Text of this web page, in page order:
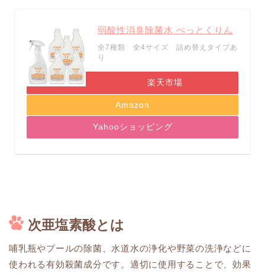
弱酸性消臭除菌水 ぺっとくりん
全7種類 全4サイズ 詰め替えタイプあ
り
楽天市場
Amazon
Yahooショッピング
次亜塩素酸とは
哺乳瓶やプールの除菌、水道水の浄化や野菜の洗浄などに
使われる有効殺菌成分です。適切に使用することで、効果